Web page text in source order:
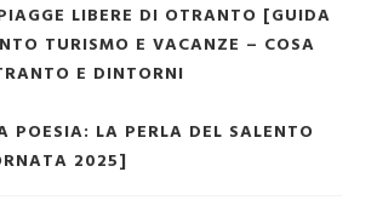
LIBERE DI OTRANTO [GUIDA
TURISMO E VACANZE – COSA
E DINTORNI
POESIA: LA PERLA DEL SALENTO
2025]